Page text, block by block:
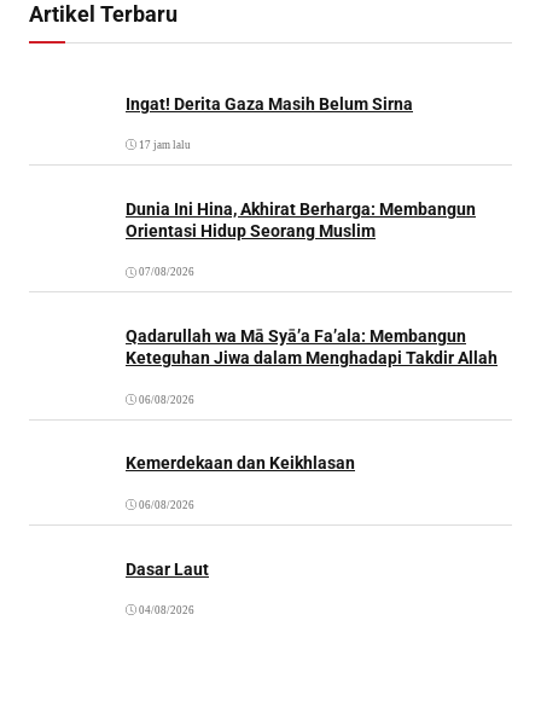
Artikel Terbaru
Ingat! Derita Gaza Masih Belum Sirna
17 jam lalu
Dunia Ini Hina, Akhirat Berharga: Membangun
Orientasi Hidup Seorang Muslim
07/08/2026
Qadarullah wa Mā Syā’a Fa’ala: Membangun
Keteguhan Jiwa dalam Menghadapi Takdir Allah
06/08/2026
Kemerdekaan dan Keikhlasan
06/08/2026
Dasar Laut
04/08/2026